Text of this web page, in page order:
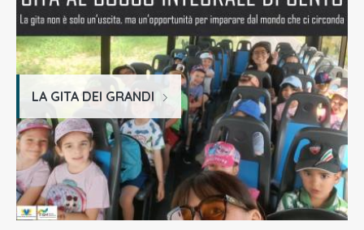
LA GITA DEI GRANDI